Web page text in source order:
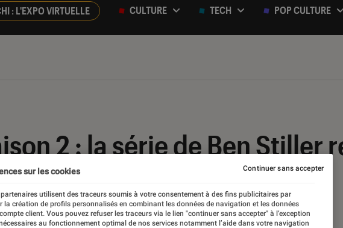
: L'EXPO VIRTUELLE CULTURE TECH POP CULTURE
2 : la série de Ben Stiller
sur les cookies
partenaires utilisent des traceurs soumis à votre consentement à des fins publicitaires par
la création de profils personnalisés en combinant les données de navigation et les données
client. Vous pouvez refuser les traceurs via le lien "continuer sans accepter" à l’exception
au fonctionnement optimal de nos services notamment l’aide dans votre navigation
Continuer sans accepter